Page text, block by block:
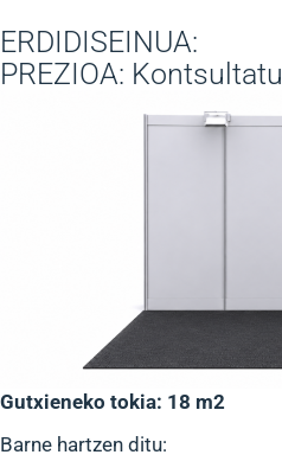
ERDIDISEINUA:
PREZIOA: Kontsultatu
Gutxieneko tokia: 18 m2
Barne hartzen ditu: